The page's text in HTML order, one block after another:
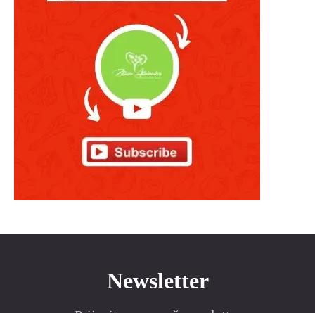
Newsletter